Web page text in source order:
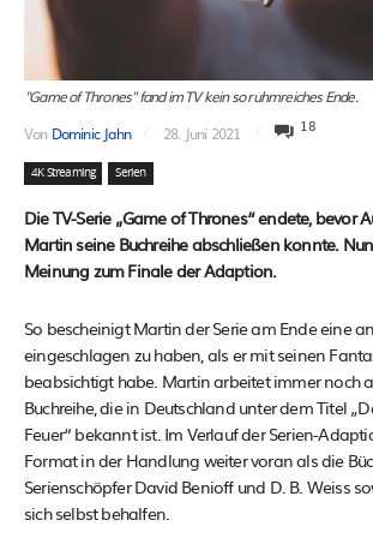
"Game of Thrones" fand im TV kein so ruhmreiches Ende.
Von Dominic Jahn 28. Juni 2021 18
4K Streaming Serien
Die TV-Serie „Game of Thrones“ endete, bevor
Martin seine Buchreihe abschließen konnte.
Meinung zum Finale der Adaption.
So bescheinigt Martin der Serie am Ende eine
eingeschlagen zu haben, als er mit seinen
beabsichtigt habe. Martin arbeitet immer noch
Buchreihe, die in Deutschland unter dem Titel
Feuer“ bekannt ist. Im Verlauf der Serien-
Format in der Handlung weiter voran als die
Serienschöpfer David Benioff und D. B. Weiss
sich selbst behalfen.